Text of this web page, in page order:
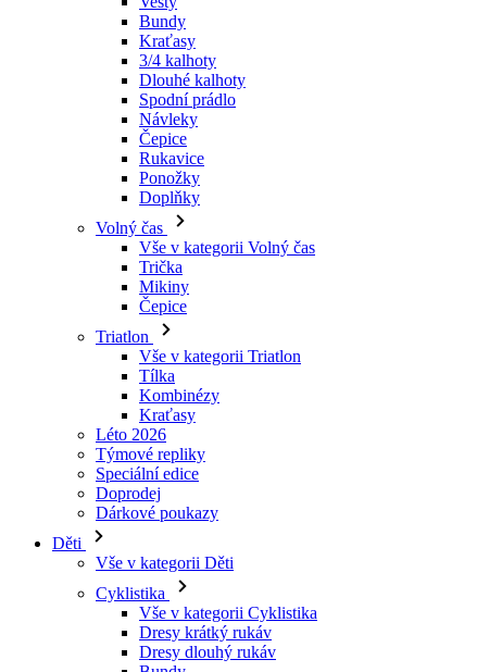
Spodní prádlo
Návleky
Čepice
Rukavice
Ponožky
Doplňky
Volný čas
Vše v kategorii Volný čas
Trička
Mikiny
Čepice
Triatlon
Vše v kategorii Triatlon
Tílka
Kombinézy
Kraťasy
Léto 2026
Týmové repliky
Speciální edice
Doprodej
Dárkové poukazy
Děti
Vše v kategorii Děti
Cyklistika
Vše v kategorii Cyklistika
Dresy dlouhý rukáv
Bundy
Kraťasy
Dlouhé kalhoty
Návleky
Rukavice